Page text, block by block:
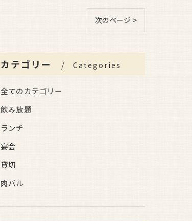
次のページ >
カテゴリー Categories
全てのカテゴリー
飲み放題
ランチ
宴会
貸切
肉バル